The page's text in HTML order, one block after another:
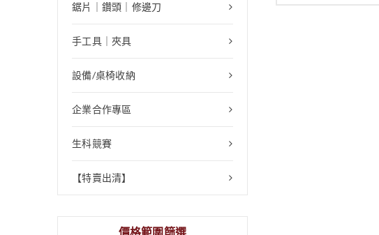
鋸片｜鑽頭｜修邊刀
手工具｜夾具
設備/桌椅收納
企業合作專區
生科競賽
【特賣出清】